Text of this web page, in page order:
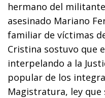
hermano del
asesinado Mariano
familiar de víctimas
Cristina sostuvo que
interpelando a la
popular de los
Magistratura, ley que